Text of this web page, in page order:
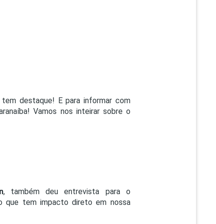
destaque! E para informar com
Vamos nos inteirar sobre o
, também deu entrevista para o
que tem impacto direto em nossa